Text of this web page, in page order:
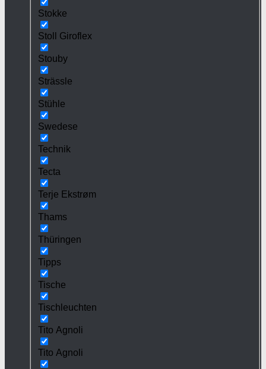
Stokke
Stoll Giroflex
Stouby
Strässle
Stühle
Swedese
Technik
Tecta
Terje Ekstrøm
Thams
Thüringen
Tipps
Tische
Tischleuchten
Tito Agnoli
Tito Agnoli